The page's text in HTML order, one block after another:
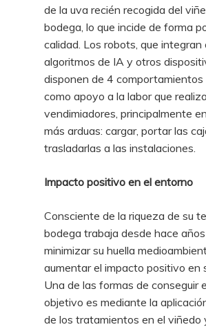
de la uva recién recogida del
bodega, lo que incide de forma
calidad. Los robots, que integran
algoritmos de IA y otros
disponen de 4 comportamientos
como apoyo a la labor que
vendimiadores, principalmente
más arduas: cargar, portar las
trasladarlas a las instalaciones.
Impacto positivo en el entorno
Consciente de la riqueza de su
bodega trabaja desde hace
minimizar su huella
aumentar el impacto positivo en
Una de las formas de conseguir
objetivo es mediante la
de los tratamientos en el viñedo